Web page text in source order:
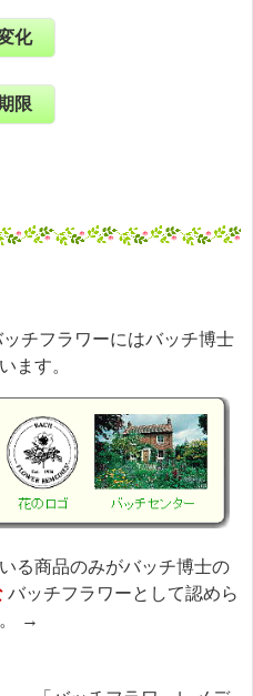
化
限
チフラワーにはバッチ博士
ます。
る商品のみがバッチ博士の
バッチフラワーとして認めら
→